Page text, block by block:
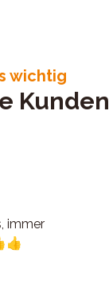
wichtig
Kunden
immer